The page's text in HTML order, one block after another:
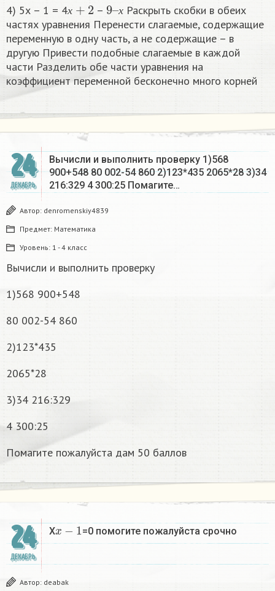
4) 5х – 1 = 4х – х
Раскрыть скобки в обеих
частях уравнения Перенести слагаемые, содержащие
переменную в одну часть, а не содержащие – в
другую Привести подобные слагаемые в каждой
части Разделить обе части уравнения на
коэффициент переменной бесконечно много корней​
24
ДЕКАБРЬ
Вычисли и выполнить проверку 1)568
900+548 80 002-54 860 2)123*435 2065*28 3)34
216:329 4 300:25 Помагите…
Автор: denromenskiy4839
Предмет: Математика
Уровень: 1 - 4 класс
Вычисли и выполнить проверку
1)568 900+548
80 002-54 860
2)123*435
2065*28
3)34 216:329
4 300:25
Помагите пожалуйста дам 50 баллов
24
ДЕКАБРЬ
X
x−1
=0 помогите пожалуйста срочно
Автор: deabak